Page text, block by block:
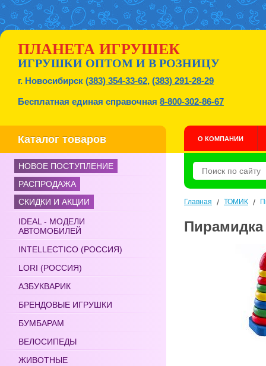
ПЛАНЕТА ИГРУШЕК
ИГРУШКИ ОПТОМ И В РОЗНИЦУ
г. Новосибирск (383) 354-33-62, (383) 291-28-29
Бесплатная единая справочная 8-800-302-86-67
Каталог товаров О КОМПАНИИ
НОВОЕ ПОСТУПЛЕНИЕ
РАСПРОДАЖА
СКИДКИ И АКЦИИ
IDEAL - МОДЕЛИ
АВТОМОБИЛЕЙ
INTELLECTICO (РОССИЯ)
LORI (РОССИЯ)
АЗБУКВАРИК
БРЕНДОВЫЕ ИГРУШКИ
БУМБАРАМ
ВЕЛОСИПЕДЫ
ЖИВОТНЫЕ
Главная / ТОМИК /
Пирамидка